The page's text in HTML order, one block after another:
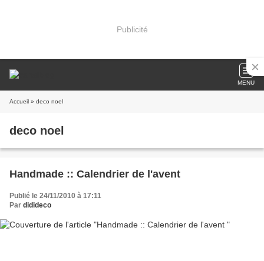
Publicité
MENU
Accueil » deco noel
deco noel
Handmade :: Calendrier de l'avent
Publié le 24/11/2010 à 17:11
Par didideco